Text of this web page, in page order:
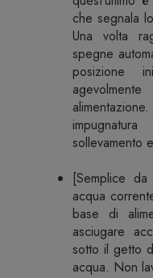
che segnala
Una volta
spegne
posizione
sollevamento
[Semplice
acqua
base di
asciugare
sotto il getto
acqua. Non